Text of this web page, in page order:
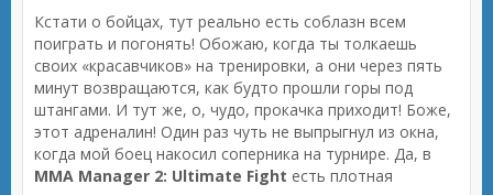
Кстати о бойцах, тут реально есть соблазн всем
поиграть и погонять! Обожаю, когда ты толкаешь
своих «красавчиков» на тренировки, а они через пять
минут возвращаются, как будто прошли горы под
штангами. И тут же, о, чудо, прокачка приходит! Боже,
этот адреналин! Один раз чуть не выпрыгнул из окна,
когда мой боец накосил соперника на турнире. Да, в
MMA Manager 2: Ultimate Fight есть плотная